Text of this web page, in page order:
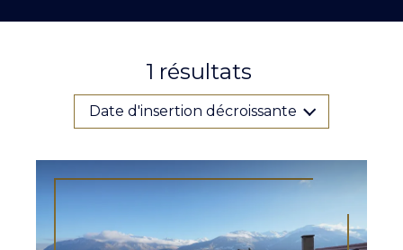
1 résultats
Date d'insertion décroissante